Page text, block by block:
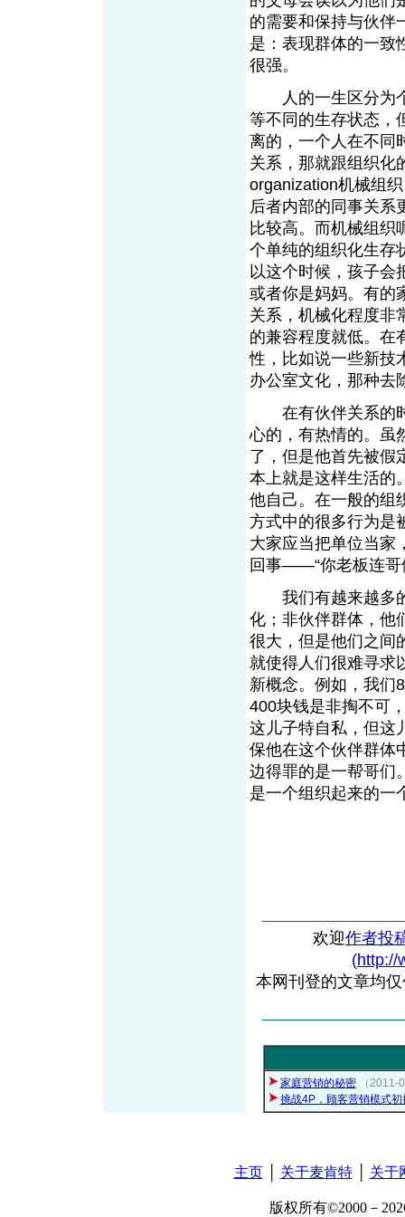
的需要和保持与伙伴
是：表现群体的一致
很强。
人的一生区分为个
等不同的生存状态，
离的，一个人在不同
关系，那就跟组织化
organization机械组
后者内部的同事关系
比较高。而机械组织
个单纯的组织化生存
以这个时候，孩子会
或者你是妈妈。有的
关系，机械化程度非
的兼容程度就低。在
性，比如说一些新技
办公室文化，那种去
在有伙伴关系的时
心的，有热情的。虽
了，但是他首先被假
本上就是这样生活的
他自己。在一般的组
方式中的很多行为是
大家应当把单位当家
回事——“你老板连哥
我们有越来越多的
化；非伙伴群体，他
很大，但是他们之间
就使得人们很难寻求
新概念。例如，我们
400块钱是非掏不可
这儿子特自私，但这
保他在这个伙伴群体
边得罪的是一帮哥
是一个组织起来的一
欢迎作者投
(http://
本网刊登的文章均
家庭营销的秘密
（
挑战4P，顾客营销模式初
主页│ 关于麦肯特│ 关于
版权所有©2000－